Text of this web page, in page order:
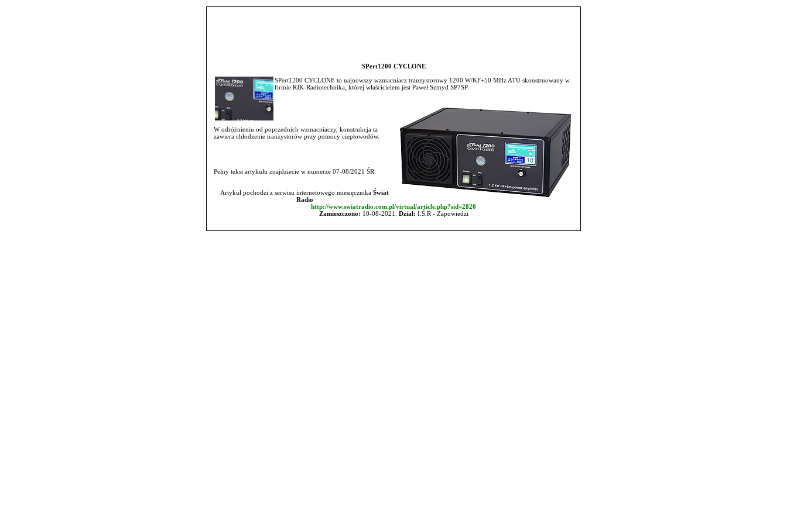
SPert1200 CYCLONE
SPert1200 CYCLONE to najnowszy wzmacniacz tranzystorowy 1200 W/KF+50 MHz ATU skonstruowany w
firmie RJK-Radiotechnika, której właścicielem jest Paweł Szmyd SP7SP.
W odróżnieniu od poprzednich wzmacniaczy, konstrukcja ta
zawiera chłodzenie tranzystorów przy pomocy ciepłowodów.
Pełny tekst artykułu znajdziecie w numerze 07-08/2021 ŚR.
Artykuł pochodzi z serwisu internetowego miesięcznika Świat
Radio
http://www.swiatradio.com.pl/virtual/article.php?sid=2820
Zamieszczono: 10-08-2021. Dział: I.Ś.R - Zapowiedzi